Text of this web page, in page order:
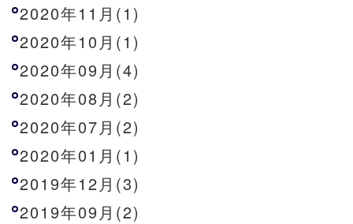
2020年11月(1)
2020年10月(1)
2020年09月(4)
2020年08月(2)
2020年07月(2)
2020年01月(1)
2019年12月(3)
2019年09月(2)